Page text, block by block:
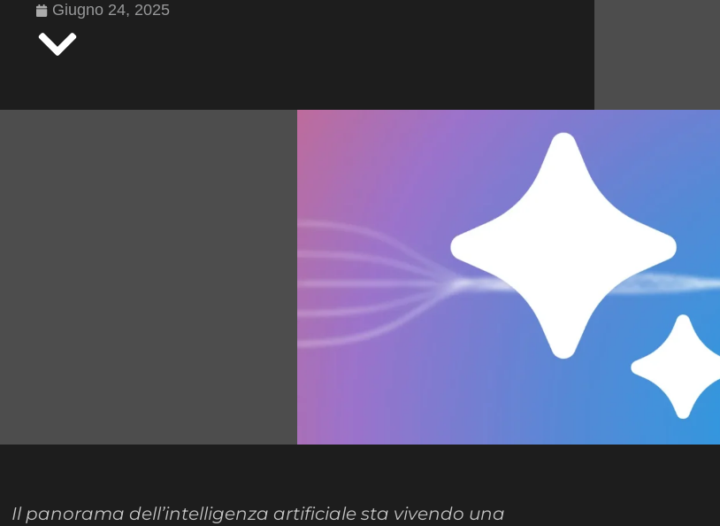
Giugno 24, 2025
Il panorama dell’intelligenza artificiale sta vivendo una